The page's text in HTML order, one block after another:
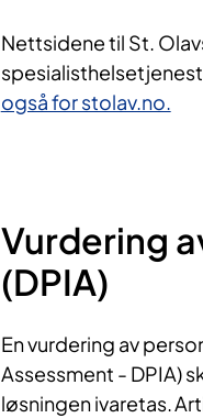
Nettsidene til St.
også for stolav.no.
Vurdering
(DPIA)
En vurdering av
Assessment - DPIA)
løsningen ivaretas.